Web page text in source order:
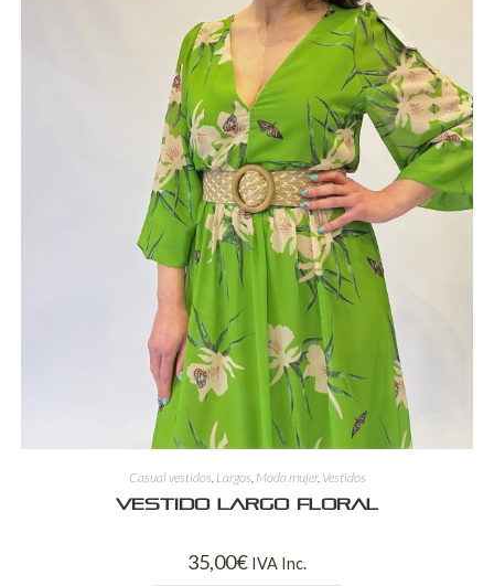
Casual vestidos, Largos, Moda mujer, Vestidos
Vestido largo floral
35,00€ IVA Inc.